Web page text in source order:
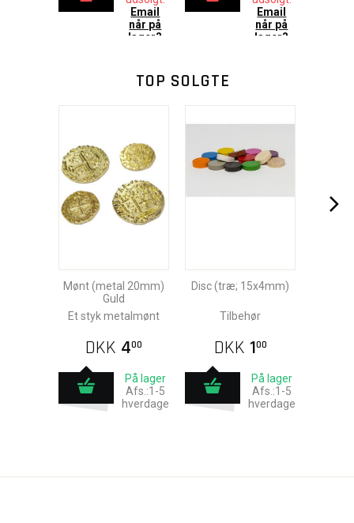
Email
når på
lager?
Email
når på
lager?
TOP SOLGTE
Mønt (metal 20mm)
Guld
Et styk metalmønt
DKK 400
På lager
Afs.:1-5
hverdage
Disc (træ; 15x4mm)
Tilbehør
DKK 100
På lager
Afs.:1-5
hverdage